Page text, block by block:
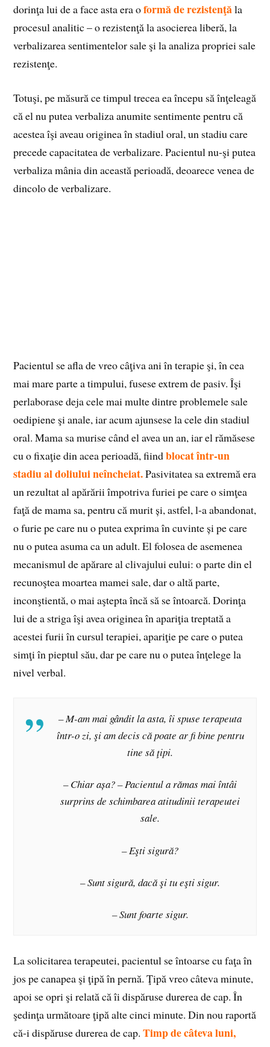
dorinţa lui de a face asta era oformă de rezistenţăla
procesul analitic – o rezistenţă la asocierea liberă, la
verbalizarea sentimentelor sale şi la analiza propriei sale
rezistenţe.
Totuşi, pe măsură ce timpul trecea ea începu să înţeleagă
că el nu putea verbaliza anumite sentimente pentru că
acestea îşi aveau originea în stadiul oral, un stadiu care
precede capacitatea de verbalizare. Pacientul nu-şi putea
verbaliza mânia din această perioadă, deoarece venea de
dincolo de verbalizare.
Pacientul se afla de vreo câţiva ani în terapie şi, în cea
mai mare parte a timpului, fusese extrem de pasiv. Îşi
perlaborase deja cele mai multe dintre problemele sale
oedipiene şi anale, iar acum ajunsese la cele din stadiul
oral. Mama sa murise când el avea un an, iar el rămăsese
cu o fixaţie din acea perioadă, fiindblocat într-un
stadiu al doliului neîncheiat.Pasivitatea sa extremă era
un rezultat al apărării împotriva furiei pe care o simţea
faţă de mama sa, pentru că murit și, astfel, l-a abandonat,
o furie pe care nu o putea exprima în cuvinte și pe care
nu o putea asuma ca un adult. El folosea de asemenea
mecanismul de apărare al clivajului eului: o parte din el
recunoştea moartea mamei sale, dar o altă parte,
inconştientă, o mai aştepta încă să se întoarcă. Dorinţa
lui de a striga îşi avea originea în apariţia treptată a
acestei furii în cursul terapiei, apariţie pe care o putea
simţi în pieptul său, dar pe care nu o putea înţelege la
nivel verbal.
– M-am mai gândit la asta, îi spuse terapeuta
într-o zi, şi am decis că poate ar fi bine pentru
tine să ţipi.
– Chiar așa? – Pacientul a rămas mai întâi
surprins de schimbarea atitudinii terapeutei
sale.
– Eşti sigură?
– Sunt sigură, dacă şi tu eşti sigur.
– Sunt foarte sigur.
La solicitarea terapeutei, pacientul se întoarse cu faţa în
jos pe canapea şi ţipă în pernă. Ţipă vreo câteva minute,
apoi se opri şi relată că îi dispăruse durerea de cap. În
şedinţa următoare ţipă alte cinci minute. Din nou raportă
că-i dispăruse durerea de cap.Timp de câteva luni,